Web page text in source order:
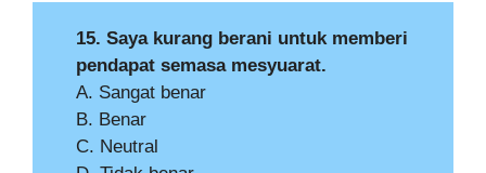
15. Saya kurang berani untuk memberi
pendapat semasa mesyuarat.
A. Sangat benar
B. Benar
C. Neutral